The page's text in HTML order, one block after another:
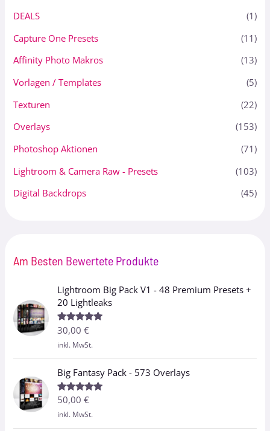
DEALS
(1)
Capture One Presets
(11)
Affinity Photo Makros
(13)
Vorlagen / Templates
(5)
Texturen
(22)
Overlays
(153)
Photoshop Aktionen
(71)
Lightroom & Camera Raw - Presets
(103)
Digital Backdrops
(45)
Am Besten Bewertete Produkte
Lightroom Big Pack V1 - 48 Premium Presets +
20 Lightleaks
Bewertet
mit
von 5
30,00€
inkl. MwSt.
Big Fantasy Pack - 573 Overlays
Bewertet
mit
von 5
50,00€
inkl. MwSt.